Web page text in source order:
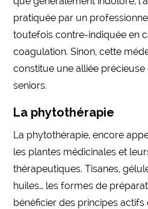
pratiquée par un
toutefois contre-indiquée en
coagulation. Sinon, cette
constitue une alliée
seniors.
La phytothérapie
La phytothérapie, encore
les plantes médicinales et
thérapeutiques. Tisanes,
huiles… les formes de
bénéficier des principes actifs